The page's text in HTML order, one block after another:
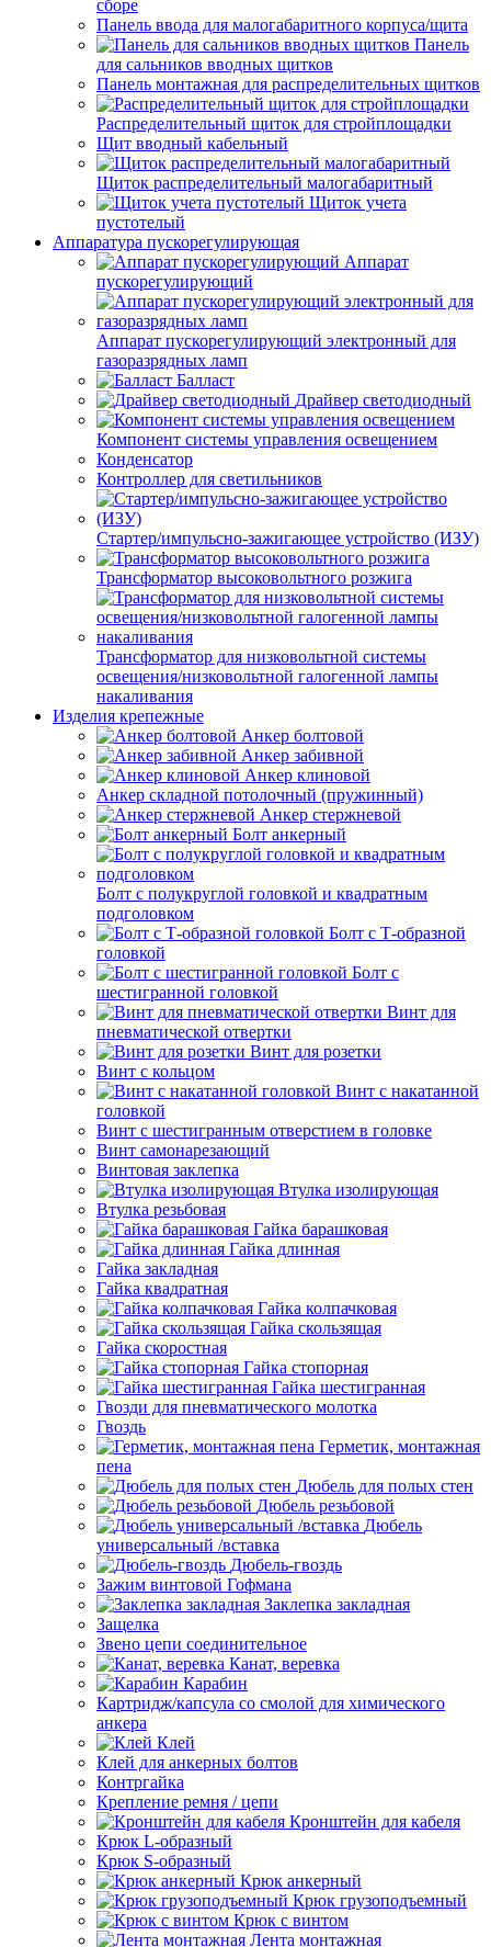
сборе
Панель ввода для малогабаритного корпуса/щита
Панель
для сальников вводных щитков
Панель монтажная для распределительных щитков
Распределительный щиток для стройплощадки
Щит вводный кабельный
Щиток распределительный малогабаритный
Щиток учета
пустотелый
Аппаратура пускорегулирующая
Аппарат
пускорегулирующий
Аппарат пускорегулирующий электронный для
газоразрядных ламп
Балласт
Драйвер светодиодный
Компонент системы управления освещением
Конденсатор
Контроллер для светильников
Стартер/импульсно-зажигающее устройство (ИЗУ)
Трансформатор высоковольтного розжига
Трансформатор для низковольтной системы
освещения/низковольтной галогенной лампы
накаливания
Изделия крепежные
Анкер болтовой
Анкер забивной
Анкер клиновой
Анкер складной потолочный (пружинный)
Анкер стержневой
Болт анкерный
Болт с полукруглой головкой и квадратным
подголовком
Болт с Т-образной
головкой
Болт с
шестигранной головкой
Винт для
пневматической отвертки
Винт для розетки
Винт с кольцом
Винт с накатанной
головкой
Винт с шестигранным отверстием в головке
Винт самонарезающий
Винтовая заклепка
Втулка изолирующая
Втулка резьбовая
Гайка барашковая
Гайка длинная
Гайка закладная
Гайка квадратная
Гайка колпачковая
Гайка скользящая
Гайка скоростная
Гайка стопорная
Гайка шестигранная
Гвозди для пневматического молотка
Гвоздь
Герметик, монтажная
пена
Дюбель для полых стен
Дюбель резьбовой
Дюбель
универсальный /вставка
Дюбель-гвоздь
Зажим винтовой Гофмана
Заклепка закладная
Защелка
Звено цепи соединительное
Канат, веревка
Карабин
Картридж/капсула со смолой для химического
анкера
Клей
Клей для анкерных болтов
Контргайка
Крепление ремня / цепи
Кронштейн для кабеля
Крюк L-образный
Крюк S-образный
Крюк анкерный
Крюк грузоподъемный
Крюк с винтом
Лента монтажная